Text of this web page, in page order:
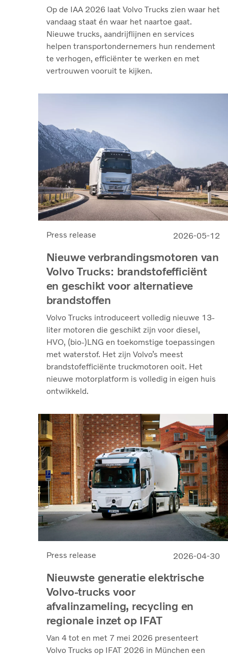
Op de IAA 2026 laat Volvo Trucks zien waar het
vandaag staat én waar het naartoe gaat.
Nieuwe trucks, aandrijflijnen en services
helpen transportondernemers hun rendement
te verhogen, efficiënter te werken en met
vertrouwen vooruit te kijken.
Press release 2026-05-12
Nieuwe verbrandingsmotoren van
Volvo Trucks: brandstofefficiënt
en geschikt voor alternatieve
brandstoffen
Volvo Trucks introduceert volledig nieuwe 13-
liter motoren die geschikt zijn voor diesel,
HVO, (bio-)LNG en toekomstige toepassingen
met waterstof. Het zijn Volvo’s meest
brandstofefficiënte truckmotoren ooit. Het
nieuwe motorplatform is volledig in eigen huis
ontwikkeld.
Press release 2026-04-30
Nieuwste generatie elektrische
Volvo-trucks voor
afvalinzameling, recycling en
regionale inzet op IFAT
Van 4 tot en met 7 mei 2026 presenteert
Volvo Trucks op IFAT 2026 in München een